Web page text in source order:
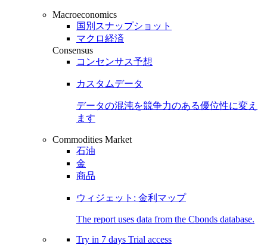
Macroeconomics
国別スナップショット
マクロ経済
Consensus
コンセンサス予想
カスタムデータ
データの混沌を競争力のある優位性に変え
ます
Commodities Market
石油
金
商品
ウィジェット: 金利マップ
The report uses data from the Cbonds database.
Try in 7 days Trial access